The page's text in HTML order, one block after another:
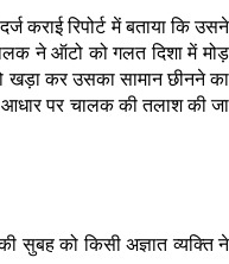
रिपोर्ट में बताया कि उसने
ने ऑटो को गलत दिशा में मोड़
खड़ा कर उसका सामान छीनने का
आधार पर चालक की तलाश की जा
सुबह को किसी अज्ञात व्यक्ति ने